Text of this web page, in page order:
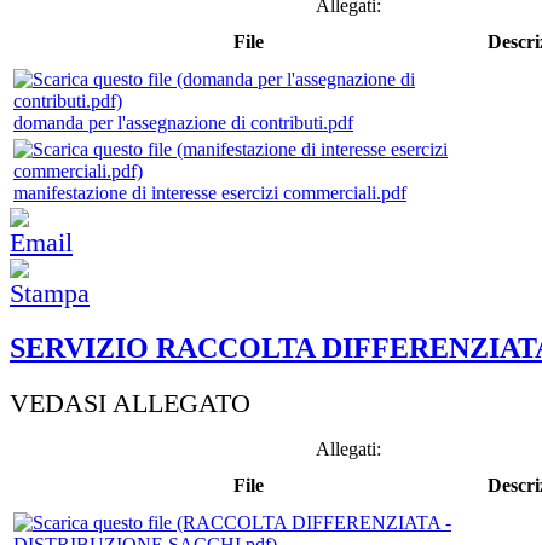
Allegati:
File
domanda per l'assegnazione di contributi.pdf
manifestazione di interesse esercizi commerciali.pdf
SERVIZIO RACCOLTA
VEDASI ALLEGATO
Allegati:
File